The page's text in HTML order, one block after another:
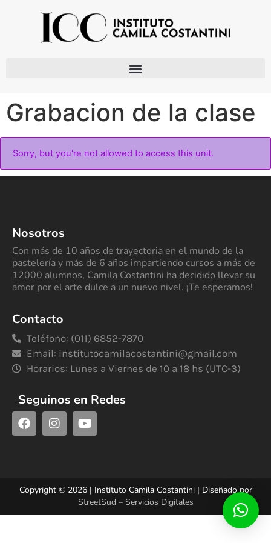
Grabacion de la clase
Sorry, but you're not allowed to access this unit.
Nosotros
Con más de 10 años de trayectoria en el mundo de la
pastelería y más de 6 años impartiendo cursos a más de
12000 alumnos, Camila Costantini ha decidido llevar su
amor por el arte dulce a un nuevo nivel. ¡Te esperamos!
Contacto
Teléfono: (011) 6852-7870
Email: institutocamilacostantini@gmail.com
Horarios: Lunes a Viernes de 10 a 18 hs (UTC-3)
Seguinos en Redes
Copyright © 2026 | Instituto Camila Costantini | Diseñado por
StreetSud – Servicios Digitales